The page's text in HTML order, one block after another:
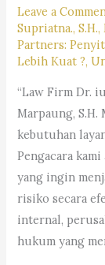
Leave a
Supriatna.,
Partners:
Lebih Kuat ?,
“Law Firm Dr.
Marpaung, S.H.
kebutuhan
Pengacara
yang ingin
risiko secara
internal,
hukum yang